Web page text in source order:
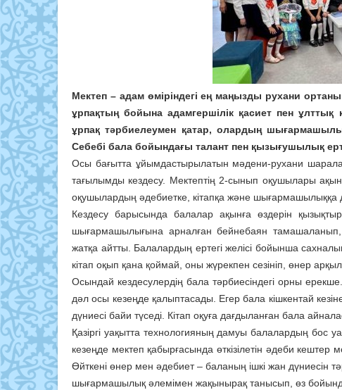
Мектеп – адам өміріндегі ең маңызды рухани
ұрпақтың бойына адамгершілік қасиет пен ұлттық
ұрпақ тәрбиелеумен қатар, олардың
Себебі бала бойындағы талант пен қызығушылық
Осы бағытта ұйымдастырылатын мәдени-рухани
тағылымды кездесу. Мектептің 2-сынып оқушылары
оқушылардың әдебиетке, кітапқа және шығармашылыққа
Кездесу барысында балалар ақынға өздерін
шығармашылығына арналған бейнебаян
жатқа айтты. Балалардың ертегі желісі бойынша
кітап оқып қана қоймай, оны жүрекпен сезініп, өнер
Осындай кездесулердің бала тәрбиесіндегі орны
дәл осы кезеңде қалыптасады. Егер бала кішкентай
дүниесі байи түседі. Кітап оқуға дағдыланған бала
Қазіргі уақытта технологияның дамуы балалардың бос
кезеңде мектеп қабырғасында өткізілетін әдеби
Өйткені өнер мен әдебиет – баланың ішкі жан дүниесін
шығармашылық әлемімен жақынырақ танысып, өз